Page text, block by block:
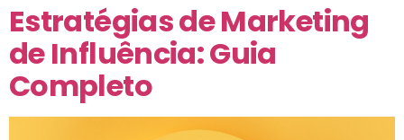
Estratégias de Marketing
de Influência: Guia
Completo